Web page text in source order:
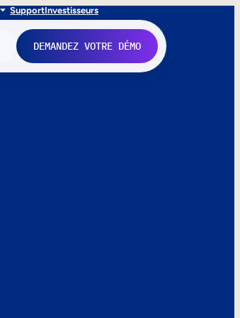
SupportInvestisseurs
DEMANDEZ VOTRE DÉMO